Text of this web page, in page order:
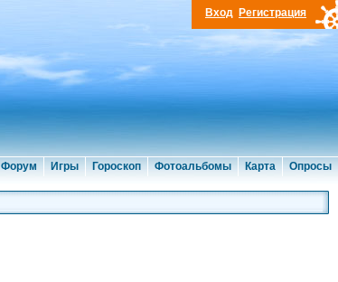
Форум Игры Гороскоп Фотоальбомы Карта Опросы
Вход Регистрация